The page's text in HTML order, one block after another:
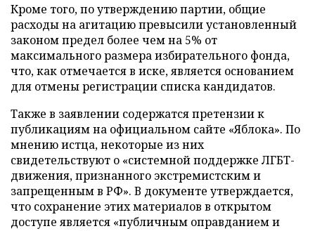
Кроме того, по утверждению партии, общие
расходы на агитацию превысили установленный
законом предел более чем на 5% от
максимального размера избирательного фонда,
что, как отмечается в иске, является основанием
для отмены регистрации списка кандидатов.
Также в заявлении содержатся претензии к
публикациям на официальном сайте «Яблока». По
мнению истца, некоторые из них
свидетельствуют о «системной поддержке ЛГБТ-
движения, признанного экстремистским и
запрещенным в РФ». В документе утверждается,
что сохранение этих материалов в открытом
доступе является «публичным оправданием и